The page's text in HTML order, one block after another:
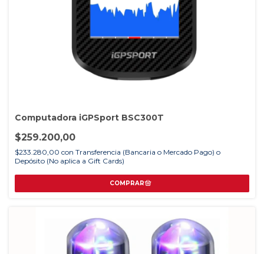
Computadora iGPSport BSC300T
$259.200,00
$233.280,00 con Transferencia (Bancaria o Mercado Pago) o
Depósito (No aplica a Gift Cards)